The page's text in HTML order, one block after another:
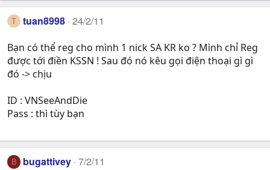
T tuan8998 24/2/11
Bạn có thể reg cho mình 1 nick SA KR ko ? Mình chỉ Reg
được tới điền KSSN ! Sau đó nó kêu gọi điện thoại gì gì
đó -> chịu
ID : VNSeeAndDie
Pass : thì tùy bạn
B bugattivey 7/2/11